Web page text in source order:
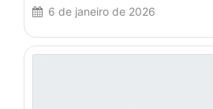
6 de janeiro de 2026